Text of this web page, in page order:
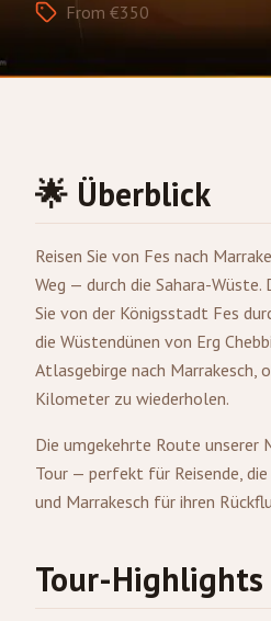
From €350
🌟 Überblick
Reisen Sie von Fes nach
Weg — durch die Sahara-
Sie von der Königsstadt Fes
die Wüstendünen von Erg
Atlasgebirge nach Marrakesch,
Kilometer zu wiederholen.
Die umgekehrte Route unserer
Tour — perfekt für Reisende,
und Marrakesch für ihren
Tour-Highlights